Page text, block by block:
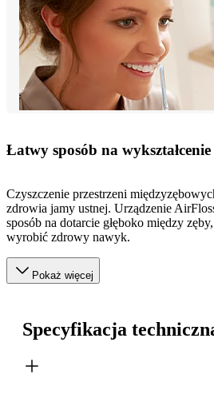
Łatwy sposób na
Czyszczenie przestrzeni
zdrowia jamy ustnej. Urządzenie
sposób na dotarcie głęboko między
wyrobić zdrowy nawyk.
Pokaż więcej
Specyfikacja